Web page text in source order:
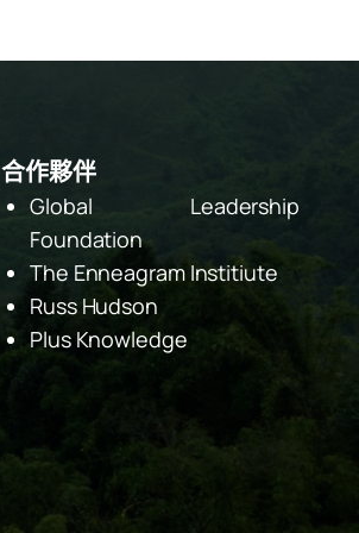
合作夥伴
Global Leadership
Foundation
The Enneagram Institiute
Russ Hudson
Plus Knowledge